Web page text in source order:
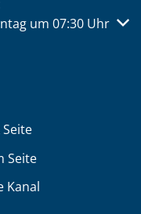
Schließzeiten
um 07:30 Uhr
Seite
Kanal